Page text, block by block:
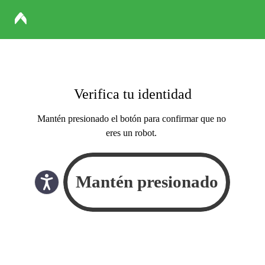
Verifica tu identidad
Mantén presionado el botón para confirmar que no
eres un robot.